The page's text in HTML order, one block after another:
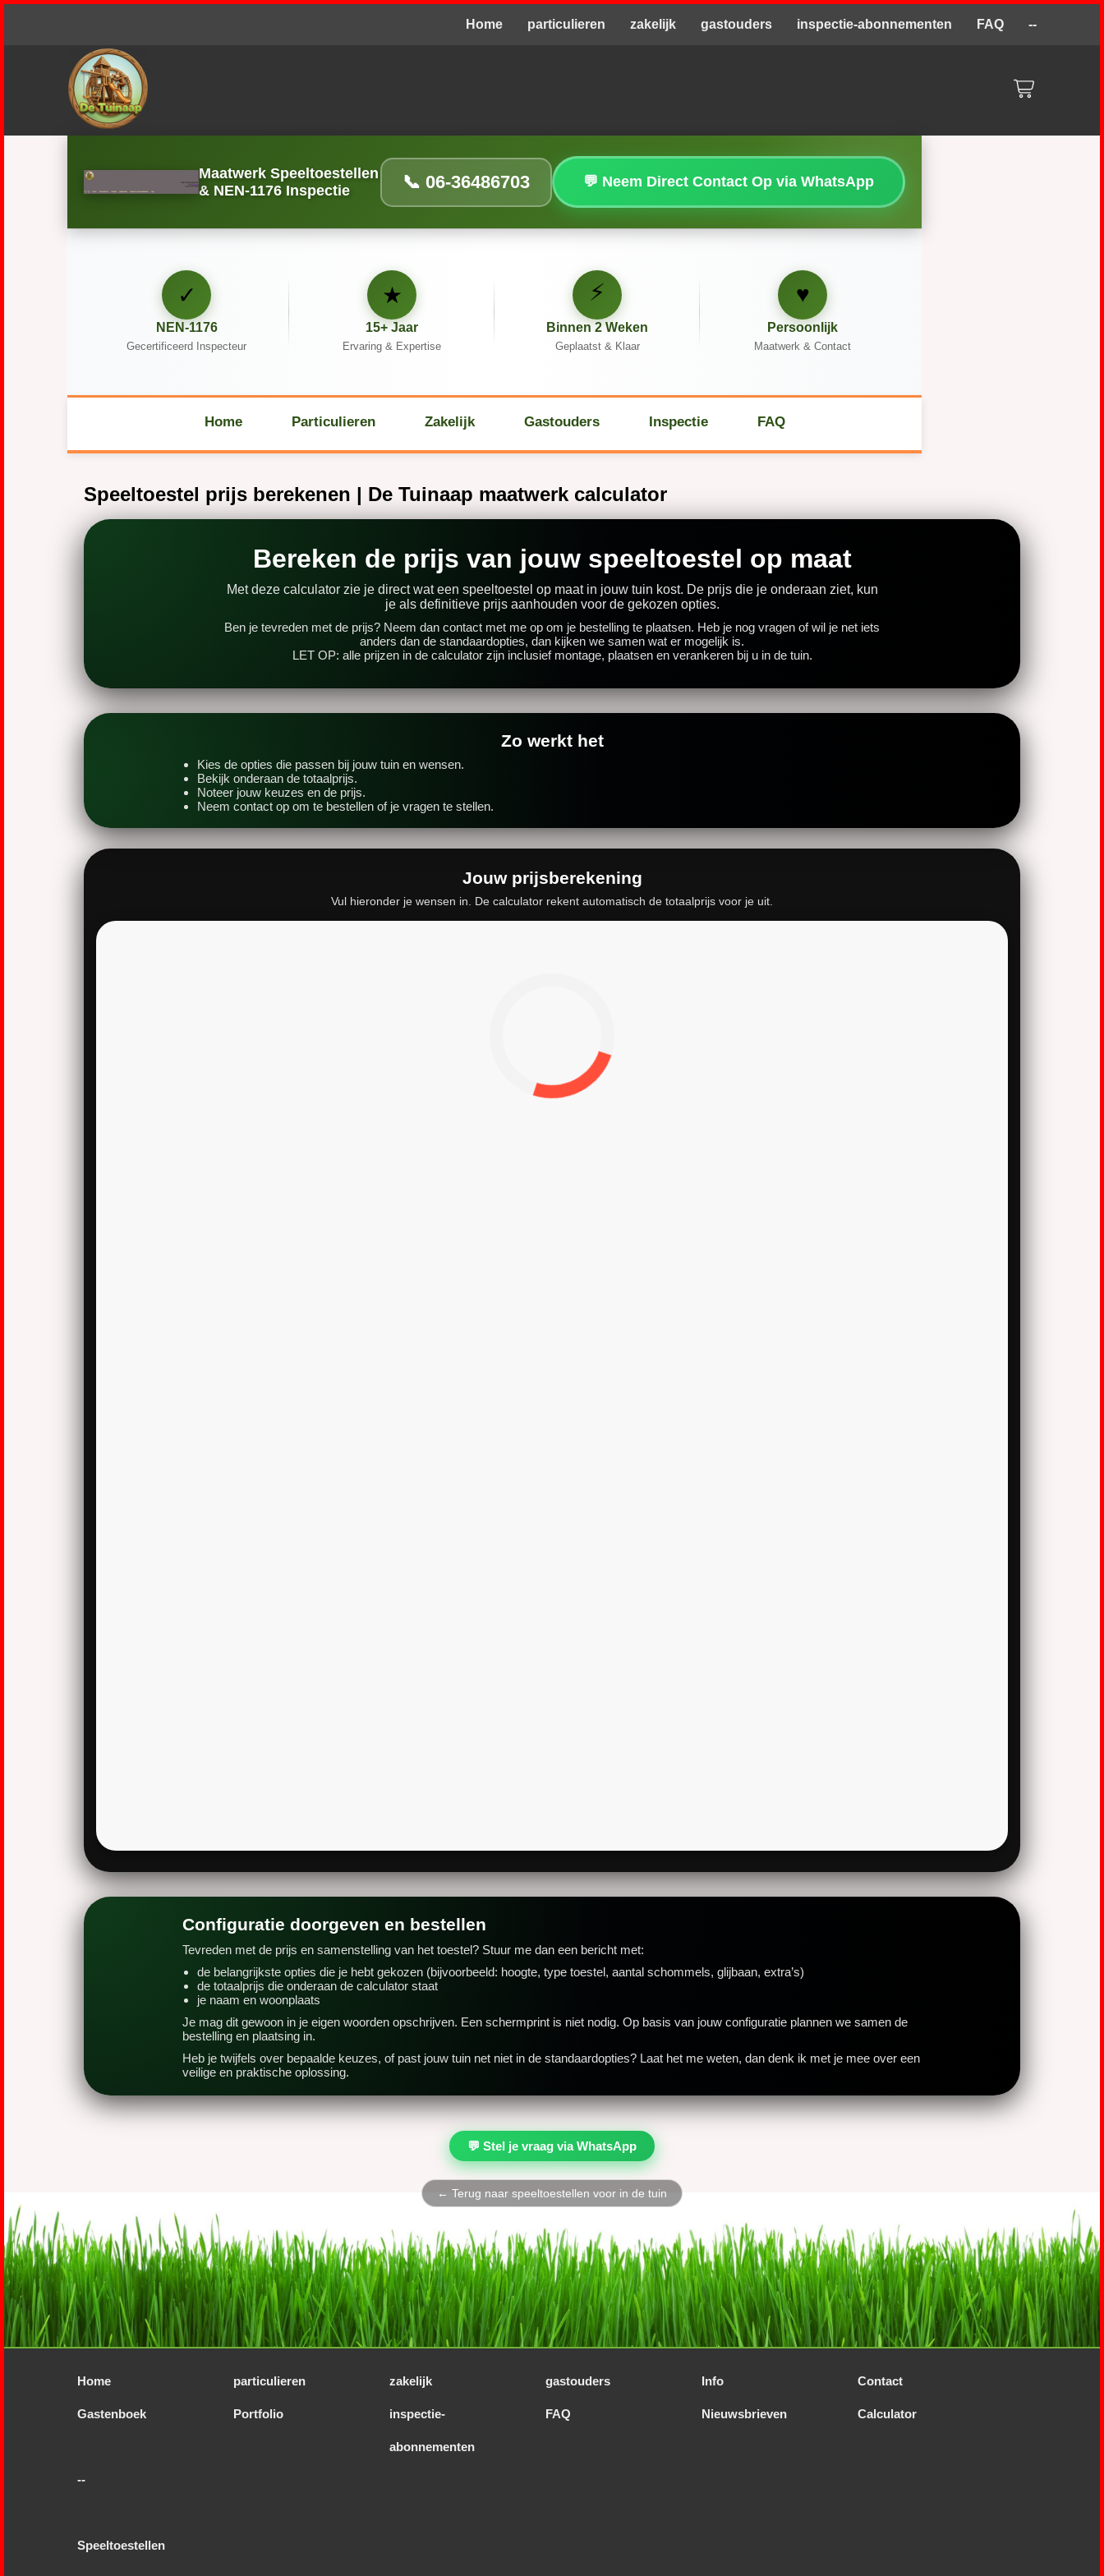
Home particulieren zakelijk gastouders inspectie-abonnementen FAQ --
Maatwerk Speeltoestellen
& NEN-1176 Inspectie
📞 06-36486703 💬 Neem Direct Contact Op via WhatsApp
✓
NEN-1176
Gecertificeerd Inspecteur
★
15+ Jaar
Ervaring & Expertise
⚡
Binnen 2 Weken
Geplaatst & Klaar
♥
Persoonlijk
Maatwerk & Contact
Home Particulieren Zakelijk Gastouders Inspectie FAQ
Speeltoestel prijs berekenen | De Tuinaap maatwerk calculator
Bereken de prijs van jouw speeltoestel op maat
Met deze calculator zie je direct wat een speeltoestel op maat in jouw tuin kost. De prijs die je onderaan ziet, kun
je als definitieve prijs aanhouden voor de gekozen opties.
Ben je tevreden met de prijs? Neem dan contact met me op om je bestelling te plaatsen. Heb je nog vragen of wil je net iets
anders dan de standaardopties, dan kijken we samen wat er mogelijk is.
LET OP: alle prijzen in de calculator zijn inclusief montage, plaatsen en verankeren bij u in de tuin.
Zo werkt het
Kies de opties die passen bij jouw tuin en wensen.
Bekijk onderaan de totaalprijs.
Noteer jouw keuzes en de prijs.
Neem contact op om te bestellen of je vragen te stellen.
Jouw prijsberekening
Vul hieronder je wensen in. De calculator rekent automatisch de totaalprijs voor je uit.
Configuratie doorgeven en bestellen
Tevreden met de prijs en samenstelling van het toestel? Stuur me dan een bericht met:
de belangrijkste opties die je hebt gekozen (bijvoorbeeld: hoogte, type toestel, aantal schommels, glijbaan, extra’s)
de totaalprijs die onderaan de calculator staat
je naam en woonplaats
Je mag dit gewoon in je eigen woorden opschrijven. Een schermprint is niet nodig. Op basis van jouw configuratie plannen we samen de
bestelling en plaatsing in.
Heb je twijfels over bepaalde keuzes, of past jouw tuin net niet in de standaardopties? Laat het me weten, dan denk ik met je mee over een
veilige en praktische oplossing.
💬 Stel je vraag via WhatsApp
← Terug naar speeltoestellen voor in de tuin
Home particulieren zakelijk gastouders Info Contact
Gastenboek Portfolio inspectie-
abonnementen
FAQ Nieuwsbrieven Calculator
--
Speeltoestellen